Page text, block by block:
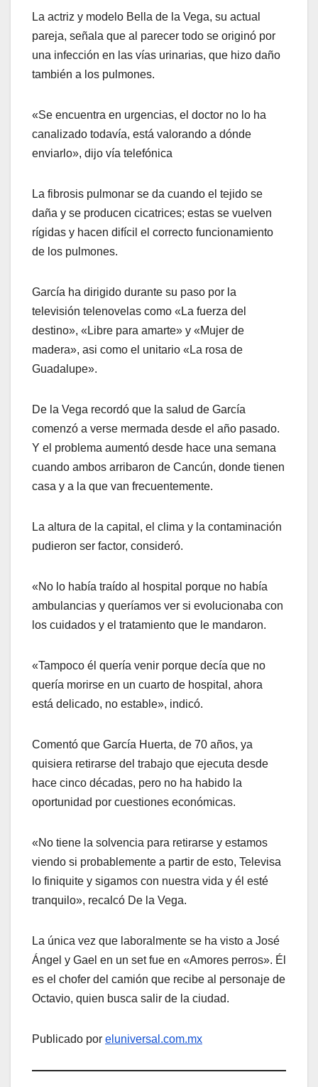
La actriz y modelo Bella de la Vega, su actual
pareja, señala que al parecer todo se originó por
una infección en las vías urinarias, que hizo daño
también a los pulmones.
«Se encuentra en urgencias, el doctor no lo ha
canalizado todavía, está valorando a dónde
enviarlo», dijo vía telefónica
La fibrosis pulmonar se da cuando el tejido se
daña y se producen cicatrices; estas se vuelven
rígidas y hacen difícil el correcto funcionamiento
de los pulmones.
García ha dirigido durante su paso por la
televisión telenovelas como «La fuerza del
destino», «Libre para amarte» y «Mujer de
madera», asi como el unitario «La rosa de
Guadalupe».
De la Vega recordó que la salud de García
comenzó a verse mermada desde el año pasado.
Y el problema aumentó desde hace una semana
cuando ambos arribaron de Cancún, donde tienen
casa y a la que van frecuentemente.
La altura de la capital, el clima y la contaminación
pudieron ser factor, consideró.
«No lo había traído al hospital porque no había
ambulancias y queríamos ver si evolucionaba con
los cuidados y el tratamiento que le mandaron.
«Tampoco él quería venir porque decía que no
quería morirse en un cuarto de hospital, ahora
está delicado, no estable», indicó.
Comentó que García Huerta, de 70 años, ya
quisiera retirarse del trabajo que ejecuta desde
hace cinco décadas, pero no ha habido la
oportunidad por cuestiones económicas.
«No tiene la solvencia para retirarse y estamos
viendo si probablemente a partir de esto, Televisa
lo finiquite y sigamos con nuestra vida y él esté
tranquilo», recalcó De la Vega.
La única vez que laboralmente se ha visto a José
Ángel y Gael en un set fue en «Amores perros». Él
es el chofer del camión que recibe al personaje de
Octavio, quien busca salir de la ciudad.
Publicado por eluniversal.com.mx